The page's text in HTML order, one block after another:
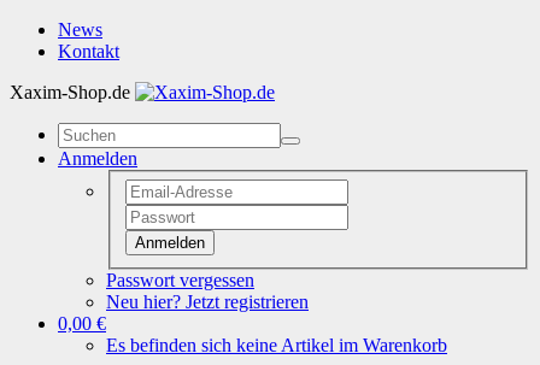
News
Kontakt
Xaxim-Shop.de
Anmelden
Anmelden
Passwort vergessen
Neu hier? Jetzt registrieren
0,00 €
Es befinden sich keine Artikel im Warenkorb